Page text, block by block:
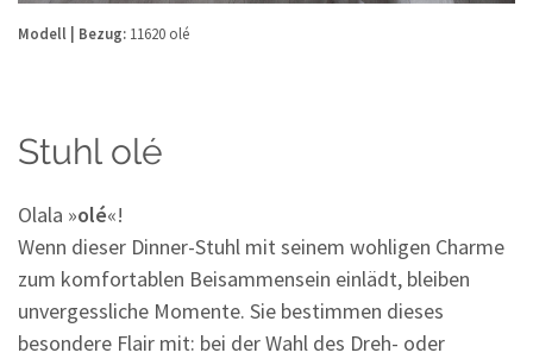
Modell | Bezug: 11620 olé
Stuhl olé
Olala »olé«!
Wenn dieser Dinner-Stuhl mit seinem wohligen Charme
zum komfortablen Beisammensein einlädt, bleiben
unvergessliche Momente. Sie bestimmen dieses
besondere Flair mit: bei der Wahl des Dreh- oder